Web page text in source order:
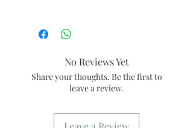
定日期取貨請提早10-14天前落單🤗2/
下單後24小時內會有專人電郵確認訂單
4/ 自取訂單：地址只需要填寫【葵芳
No Reviews Yet
Share your thoughts. Be the first to
leave a review.